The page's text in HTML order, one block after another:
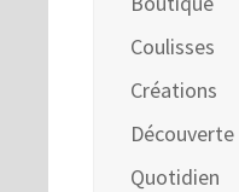
Coulisses
Créations
Découverte
Quotidien